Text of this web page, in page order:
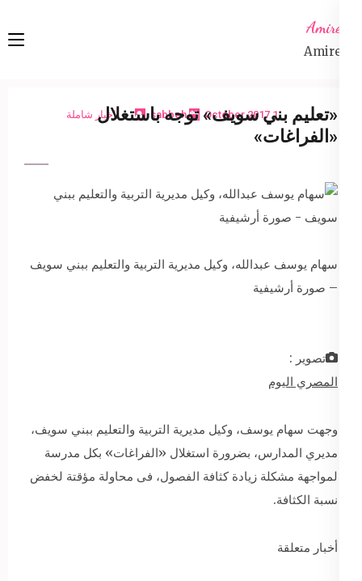
content
Amireta
Amireta
1 October 2017
sabbeh اخبار شاملة«تعليم بني سويف» توجه باستغلال
«الفراغات»
سهام يوسف عبدالله، وكيل مديرية التربية والتعليم ببني سويف
– صورة أرشيفية
تصوير :
المصري اليوم
وجهت سهام يوسف، وكيل مديرية التربية والتعليم ببني سويف،
مديري المدارس، بضرورة استغلال «الفراغات» بكل مدرسة
لمواجهة مشكلة زيادة كثافة الفصول، فى محاولة مؤقتة لخفض
نسبة الكثافة.
أخبار متعلقة